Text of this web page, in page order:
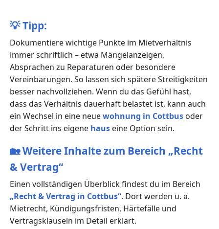
💡Tipp:
Dokumentiere wichtige Punkte im Mietverhältnis
immer schriftlich – etwa Mängelanzeigen,
Absprachen zu Reparaturen oder besondere
Vereinbarungen. So lassen sich spätere Streitigkeiten
besser nachvollziehen. Wenn du das Gefühl hast,
dass das Verhältnis dauerhaft belastet ist, kann auch
ein Wechsel in eine neuewohnung in Cottbus oder
der Schritt ins eigene haus eine Option sein.
🏡Weitere Inhalte zum Bereich „Recht
& Vertrag“
Einen vollständigen Überblick findest du im Bereich
„Recht & Vertrag in Cottbus“. Dort werden u. a.
Mietrecht, Kündigungsfristen, Härtefälle und
Vertragsklauseln im Detail erklärt.